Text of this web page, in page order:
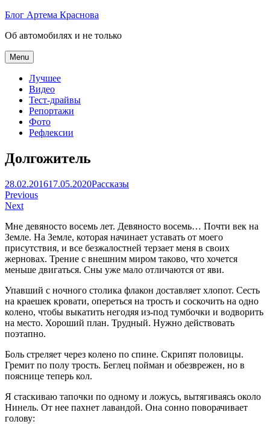
Skip
content
Блог Артема Краснова
Об автомобилях и не только
Menu
Лучшее
Видео
Тест-драйвы
Репортажи
Фото
Рефлексии
Долгожитель
Артем
Краснов
28.02.201617.05.2020Рассказы
Навигация
по
записям
Previous
Next
Мне девяносто восемь лет. Девяносто восемь… Почти век на
Земле. На Земле, которая начинает уставать от моего
присутствия, и все безжалостней терзает меня в своих
жерновах. Трение с внешним миром таково, что хочется
меньше двигаться. Сны уже мало отличаются от яви.
Упавший с ночного столика флакон доставляет хлопот. Сесть
на краешек кровати, опереться на трость и соскочить на одно
колено, чтобы выкатить негодяя из-под тумбочки и водворить
на место. Хороший план. Трудный. Нужно действовать
поэтапно.
Боль стреляет через колено по спине. Скрипят половицы.
Гремит по полу трость. Беглец пойман и обезврежен, но в
пояснице теперь кол.
Я стаскиваю тапочки по одному и ложусь, вытягиваясь около
Нинель. От нее пахнет лавандой. Она сонно поворачивает
голову: